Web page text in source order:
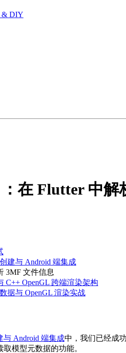
& DIY
在 Flutter 中解
建与 Android 端集成
3MF 文件信息
C++ OpenGL 跨端渲染架构
据与 OpenGL 渲染实战
与 Android 端集成中，我们已经成
模型元数据的功能。